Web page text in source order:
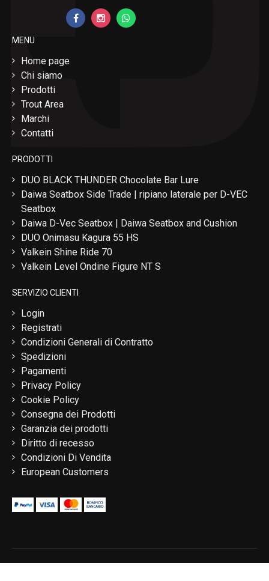
MENU
Home page
Chi siamo
Prodotti
Trout Area
Marchi
Contatti
PRODOTTI
DUO BLACK THUNDER Chocolate Bar Lure
Daiwa Seatbox Side Trade | ripiano laterale per D-VEC
Seatbox
Daiwa D-Vec Seatbox | Daiwa Seatbox and Cushion
DUO Onimasu Kagura 55 HS
Valkein Shine Ride 70
Valkein Level Ondine Figure NT S
SERVIZIO CLIENTI
Login
Registrati
Condizioni Generali di Contratto
Spedizioni
Pagamenti
Privacy Policy
Cookie Policy
Consegna dei Prodotti
Garanzia dei prodotti
Diritto di recesso
Condizioni Di Vendita
European Customers